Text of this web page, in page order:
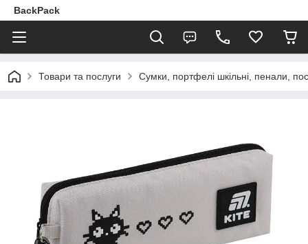
BackPack
Товари та послуги Сумки, портфелі шкільні, пенали,